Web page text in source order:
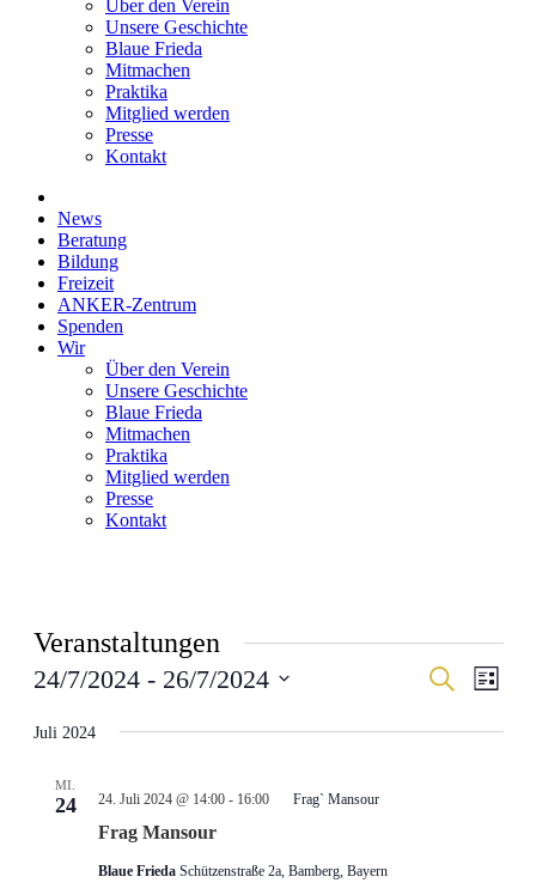
Über den Verein
Unsere Geschichte
Blaue Frieda
Mitmachen
Praktika
Mitglied werden
Presse
Kontakt
News
Beratung
Bildung
Freizeit
ANKER-Zentrum
Spenden
Wir
Über den Verein
Unsere Geschichte
Blaue Frieda
Mitmachen
Praktika
Mitglied werden
Presse
Kontakt
Veranstaltungen
und
Suche
Liste
24/7/2024 - 26/7/2024
wählen.
Juli 2024
MI.
24
Frag Mansour
24. Juli 2024 @ 14:00- 16:00 Frag` Mansour
Blaue Frieda Schützenstraße 2a, Bamberg, Bayern